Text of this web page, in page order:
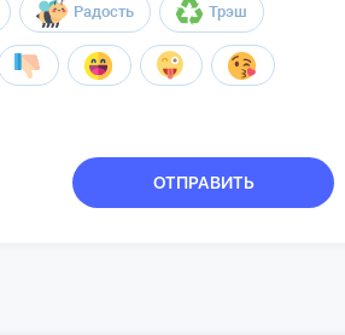
Радость Трэш
ОТПРАВИТЬ